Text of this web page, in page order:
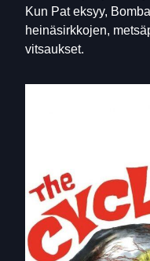
Kun Pat eksyy,
heinäsirkkojen,
vitsaukset.